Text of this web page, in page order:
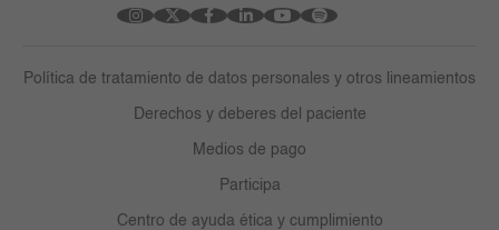
Política de tratamiento de datos personales y otros lineamientos
Derechos y deberes del paciente
Medios de pago
Participa
Centro de ayuda ética y cumplimiento